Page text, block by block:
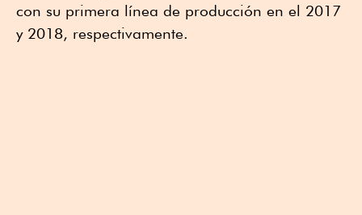
con su primera línea de producción en el 2017
y 2018, respectivamente.